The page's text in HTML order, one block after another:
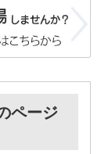
ページ